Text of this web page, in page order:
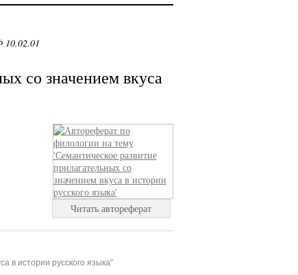
10.02.01
со значением вкуса
Читать автореферат
в истории русского языка"